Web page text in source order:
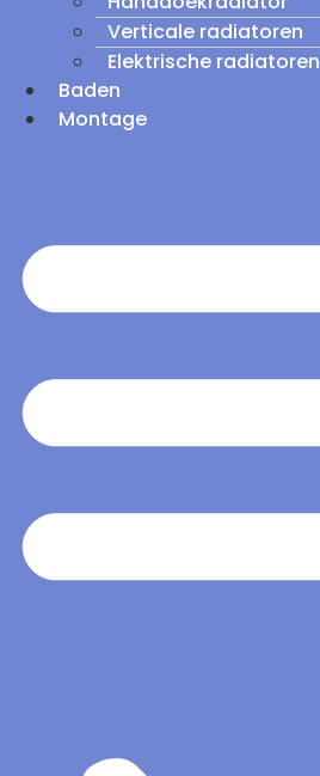
Verticale radiatoren
Elektrische radiatoren
Baden
Montage